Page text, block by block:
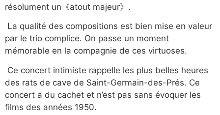
résolument un《atout majeur》.
La qualité des compositions est bien mise en valeur
par le trio complice. On passe un moment
mémorable en la compagnie de ces virtuoses.
Ce concert intimiste rappelle les plus belles heures
des rats de cave de Saint-Germain-des-Prés. Ce
concert a du cachet et n’est pas sans évoquer les
films des années 1950.